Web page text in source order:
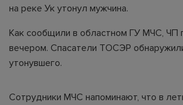
на реке Ук утонул мужчина.
Как сообщили в областном ГУ МЧС, ЧП
вечером. Спасатели ТОСЭР
утонувшего.
Сотрудники МЧС напоминают, что в